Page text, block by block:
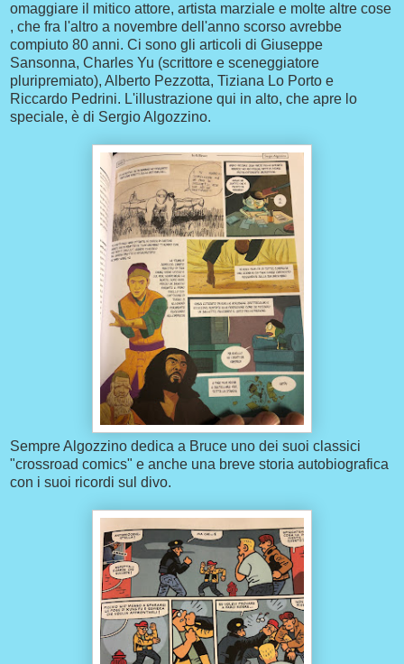
omaggiare il mitico attore, artista marziale e molte altre cose
, che fra l'altro a novembre dell'anno scorso avrebbe
compiuto 80 anni. Ci sono gli articoli di Giuseppe
Sansonna, Charles Yu (scrittore e sceneggiatore
pluripremiato), Alberto Pezzotta, Tiziana Lo Porto e
Riccardo Pedrini. L'illustrazione qui in alto, che apre lo
speciale, è di Sergio Algozzino.
Sempre Algozzino dedica a Bruce uno dei suoi classici
"crossroad comics" e anche una breve storia autobiografica
con i suoi ricordi sul divo.